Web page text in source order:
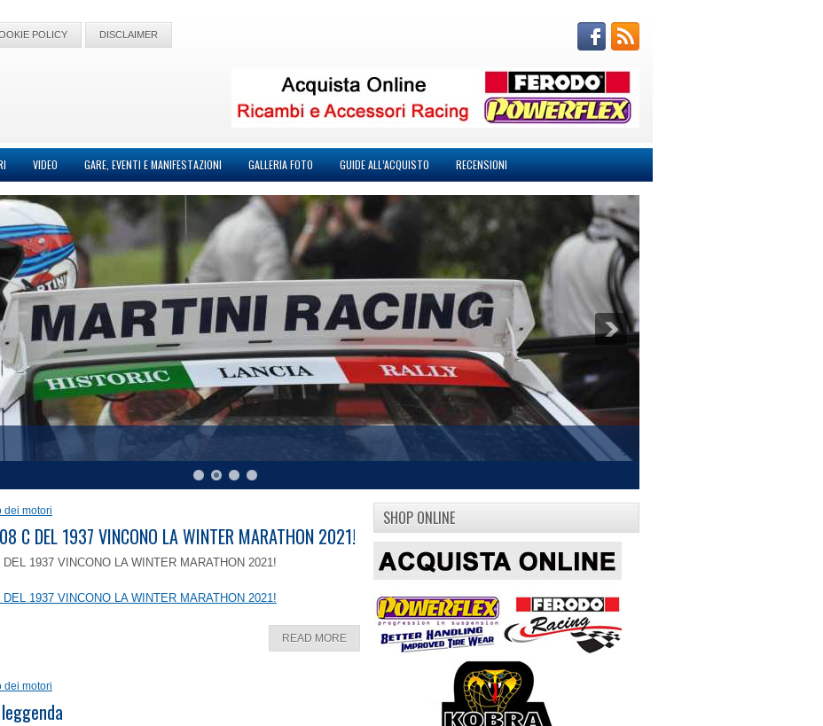
POLICY DISCLAIMER
VIDEO GARE, EVENTI E MANIFESTAZIONI GALLERIA FOTO GUIDE ALL’ACQUISTO RECENSIONI
dei motori
C DEL 1937 VINCONO LA WINTER MARATHON 2021!
1937 VINCONO LA WINTER MARATHON 2021!
1937 VINCONO LA WINTER MARATHON 2021!
READ MORE
dei motori
SHOP ONLINE